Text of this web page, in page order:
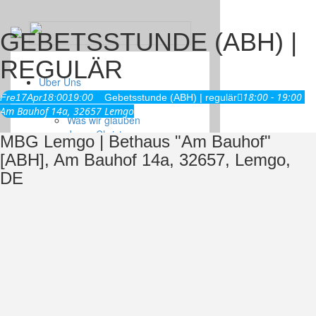
Über Uns
Was wir glauben
Jesus Christus
Geschichte
GEBETSSTUNDE (ABH) |
REGULÄR
Fre17Apr18:0019:00 Gebetsstunde (ABH) | regulär
18:00 - 19:00
Am Bauhof 14a, 32657 Lemgo
MBG Lemgo | Bethaus "Am Bauhof"
[ABH], Am Bauhof 14a, 32657, Lemgo,
DE